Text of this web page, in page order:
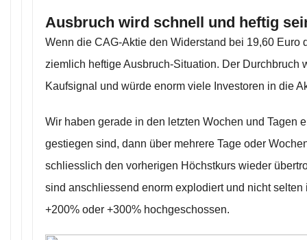
Ausbruch wird schnell und heftig
Wenn die CAG-Aktie den Widerstand bei 19,60 Euro
ziemlich heftige Ausbruch-Situation. Der Durchbruch
Kaufsignal und würde enorm viele Investoren in die
Wir haben gerade in den letzten Wochen und Tagen
gestiegen sind, dann über mehrere Tage oder
schliesslich den vorherigen Höchstkurs wieder
sind anschliessend enorm explodiert und nicht
+200% oder +300% hochgeschossen.